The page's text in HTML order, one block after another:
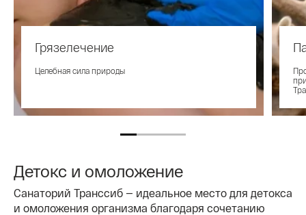
Грязелечение
Целебная сила природы
Детокс и омоложение
Санаторий Транссиб — идеальное место для детокса
и омоложения организма благодаря сочетанию